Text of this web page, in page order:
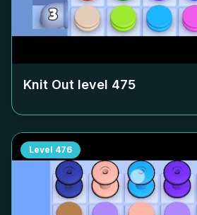
Knit Out level 475
Level 476